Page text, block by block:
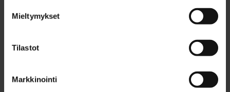
Mieltymykset
Tilastot
Markkinointi